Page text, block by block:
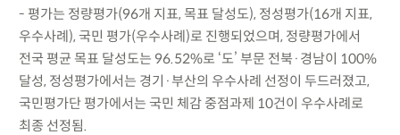
- 평가는 정량평가(96개 지표, 목표 달성도), 정성평가(16개 지표,
우수사례), 국민 평가(우수사례)로 진행되었으며, 정량평가에서
전국 평균 목표 달성도는 96.52%로 ‘도’ 부문 전북·경남이 100%
달성, 정성평가에서는 경기·부산의 우수사례 선정이 두드러졌고,
국민평가단 평가에서는 국민 체감 중점과제 10건이 우수사례로
최종 선정됨.